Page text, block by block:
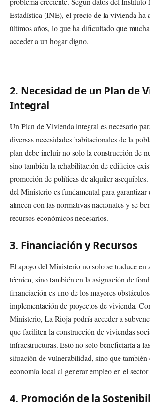
Estadística (INE), el precio de la vivienda ha
últimos años, lo que ha dificultado que
acceder a un hogar digno.
2. Necesidad de un Plan de
Integral
Un Plan de Vivienda integral es necesario
diversas necesidades habitacionales de la
plan debe incluir no solo la construcción de
sino también la rehabilitación de edificios
promoción de políticas de alquiler
del Ministerio es fundamental para garantizar
alineen con las normativas nacionales y se
recursos económicos necesarios.
3. Financiación y Recursos
El apoyo del Ministerio no solo se traduce en
técnico, sino también en la asignación de
financiación es uno de los mayores
implementación de proyectos de vivienda.
Ministerio, La Rioja podría acceder a
que faciliten la construcción de viviendas
infraestructuras. Esto no solo beneficiaría a
situación de vulnerabilidad, sino que también
economía local al generar empleo en el
4. Promoción de la